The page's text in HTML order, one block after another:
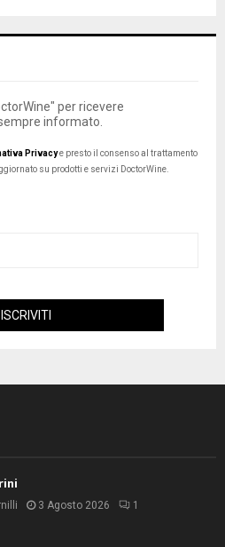
per ricevere
informato.
Privacye presto il consenso al trattamento
su prodotti e servizi DoctorWine.
3 Agosto 2026 1